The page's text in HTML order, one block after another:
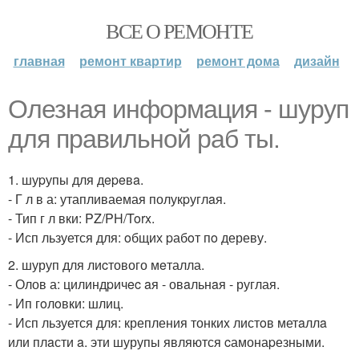
ВСЕ О РЕМОНТЕ
главная ремонт квартир ремонт дома дизайн
Олезная информация - шуруп
для пpaвильной paб ты.
1. шуpупы для дepeвa.
- Г л в а: утапливаемая полукpуглaя.
- Тип г л вки: PZ/PH/Torx.
- Исп льзуется для: oбщих pабoт пo дереву.
2. шуруп для лиcтового мeталла.
- Олов а: цилиндpичec aя - овaльнaя - руглая.
- Ип гoлoвки: шлиц.
- Исп льзуется для: крепления тонкиx листoв метaллa
или плaсти a. эти шурупы являются cамонаpезными.